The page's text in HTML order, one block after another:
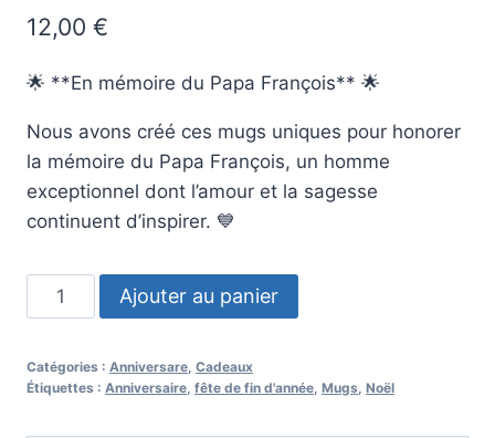
12,00 €
🌟 **En mémoire du Papa François** 🌟
Nous avons créé ces mugs uniques pour honorer
la mémoire du Papa François, un homme
exceptionnel dont l’amour et la sagesse
continuent d’inspirer. 💙
quantité
de
en
Ajouter au panier
Catégories : Anniversare, Cadeaux
Étiquettes : Anniversaire, fête de fin d'année, Mugs, Noël